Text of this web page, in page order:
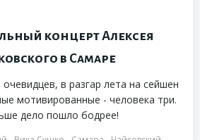
концерт Алексея
в Самаре
в разгар лета на сейшен
мотивированные - человека три.
дело пошло бодрее!